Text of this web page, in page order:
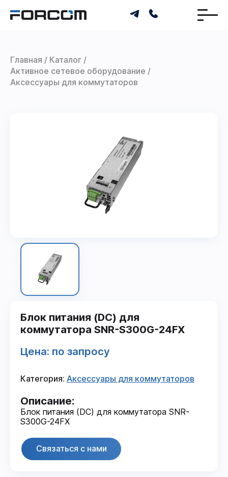
Главная
Каталог
Активное сетевое оборудование
Аксессуары для коммутаторов
Блок питания (DC) для
коммутатора SNR-S300G-24FX
Цена: по запросу
Категория: Аксессуары для коммутаторов
Описание:
Блок питания (DC) для коммутатора SNR-
S300G-24FX
Связаться с нами